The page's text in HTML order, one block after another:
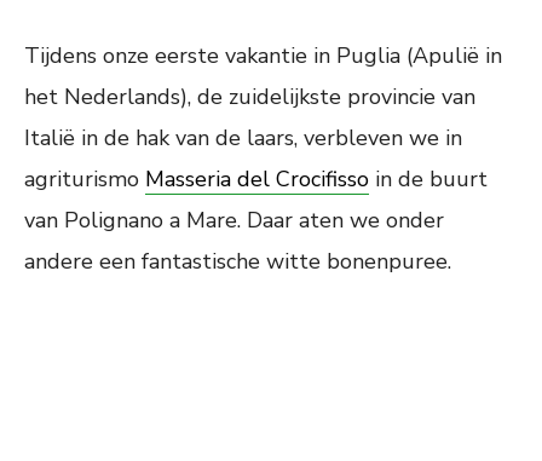
Tijdens onze eerste vakantie in Puglia (Apulië in
het Nederlands), de zuidelijkste provincie van
Italië in de hak van de laars, verbleven we in
agriturismo Masseria del Crocifisso in de buurt
van Polignano a Mare. Daar aten we onder
andere een fantastische witte bonenpuree.